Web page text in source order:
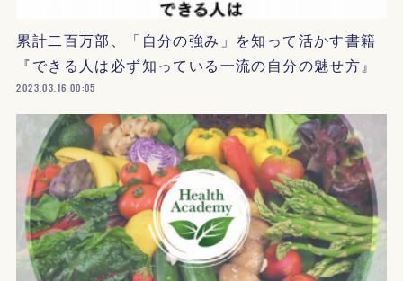
累計二百万部、「自分の強み」を知って活かす書籍
『できる人は必ず知っている一流の自分の魅せ方』
2023.03.16 00:05